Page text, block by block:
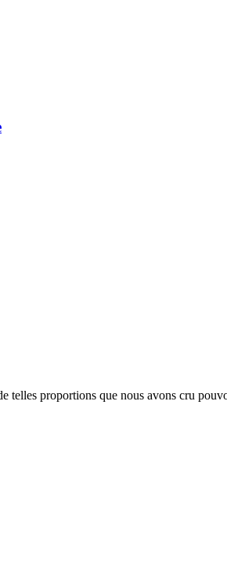
telles proportions que nous avons cru